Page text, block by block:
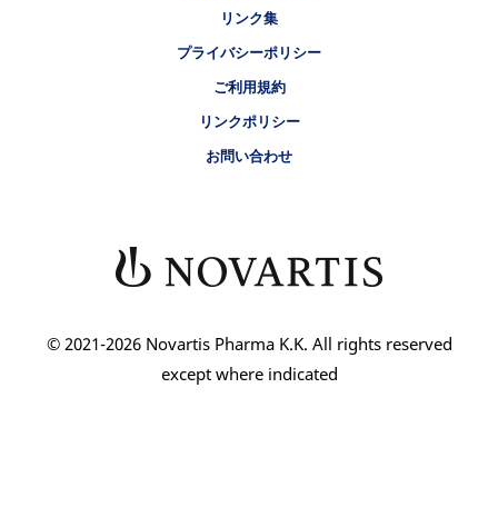
リンク集
プライバシーポリシー
ご利用規約
リンクポリシー
お問い合わせ
© 2021-2026 Novartis Pharma K.K. All rights reserved
except where indicated